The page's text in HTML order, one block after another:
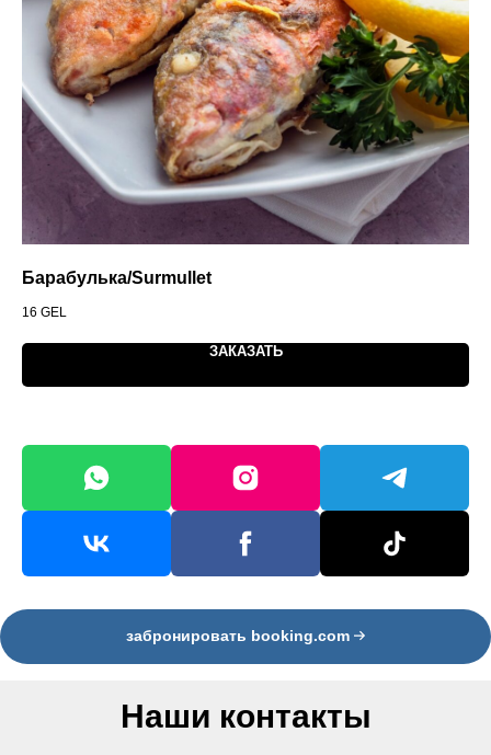
Барабулька/Surmullet
16 GEL
ЗАКАЗАТЬ
забронировать booking.com
Наши контакты